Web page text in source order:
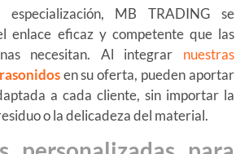
MB TRADING se
enlace eficaz y competente que las
necesitan. Al integrar nuestras
en su oferta, pueden aportar
a cada cliente, sin importar la
o la delicadeza del material.